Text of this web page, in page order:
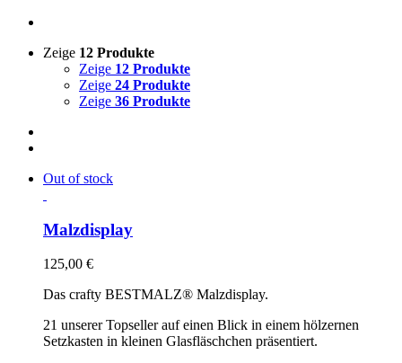
Zeige 12 Produkte
Zeige 12 Produkte
Zeige 24 Produkte
Zeige 36 Produkte
Out of stock
Malzdisplay
125,00 €
Das crafty BESTMALZ® Malzdisplay.
21 unserer Topseller auf einen Blick in einem hölzernen
Setzkasten in kleinen Glasfläschchen präsentiert.